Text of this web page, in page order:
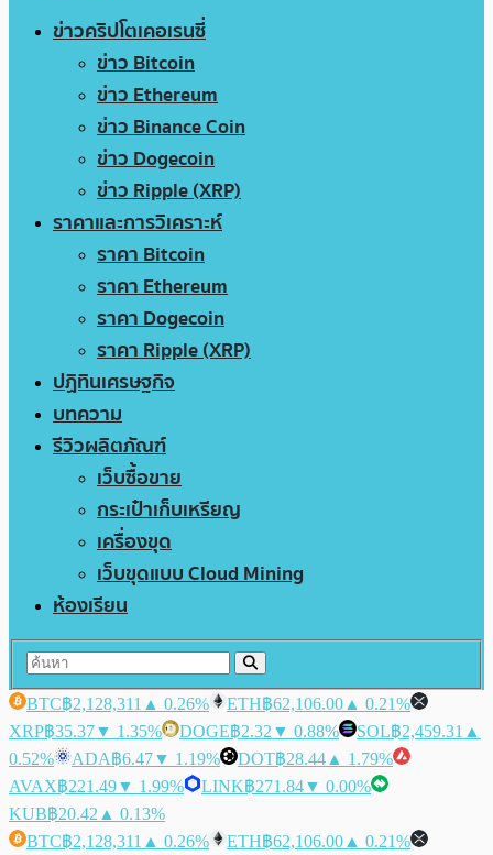
ข่าวคริปโตเคอเรนซี่
ข่าว Bitcoin
ข่าว Ethereum
ข่าว Binance Coin
ข่าว Dogecoin
ข่าว Ripple (XRP)
ราคาและการวิเคราะห์
ราคา Bitcoin
ราคา Ethereum
ราคา Dogecoin
ราคา Ripple (XRP)
ปฏิทินเศรษฐกิจ
บทความ
รีวิวผลิตภัณฑ์
เว็บซื้อขาย
กระเป๋าเก็บเหรียญ
เครื่องขุด
เว็บขุดแบบ Cloud Mining
ห้องเรียน
BTC฿2,128,311 ▲ 0.26% ETH฿62,106.00 ▲ 0.21%
XRP฿35.37▼ 1.35% DOGE฿2.32 ▼ 0.88% SOL฿2,459.31 ▲
0.52%
ADA฿6.47▼ 1.19% DOT฿28.44 ▲ 1.79%
AVAX฿221.49▼ 1.99% LINK฿271.84▼ 0.00%
KUB฿20.42 ▲ 0.13%
BTC฿2,128,311 ▲ 0.26% ETH฿62,106.00 ▲ 0.21%